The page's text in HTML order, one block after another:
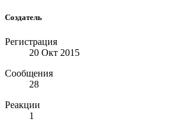
Создатель
Регистрация
20 Окт 2015
Сообщения
28
Реакции
1